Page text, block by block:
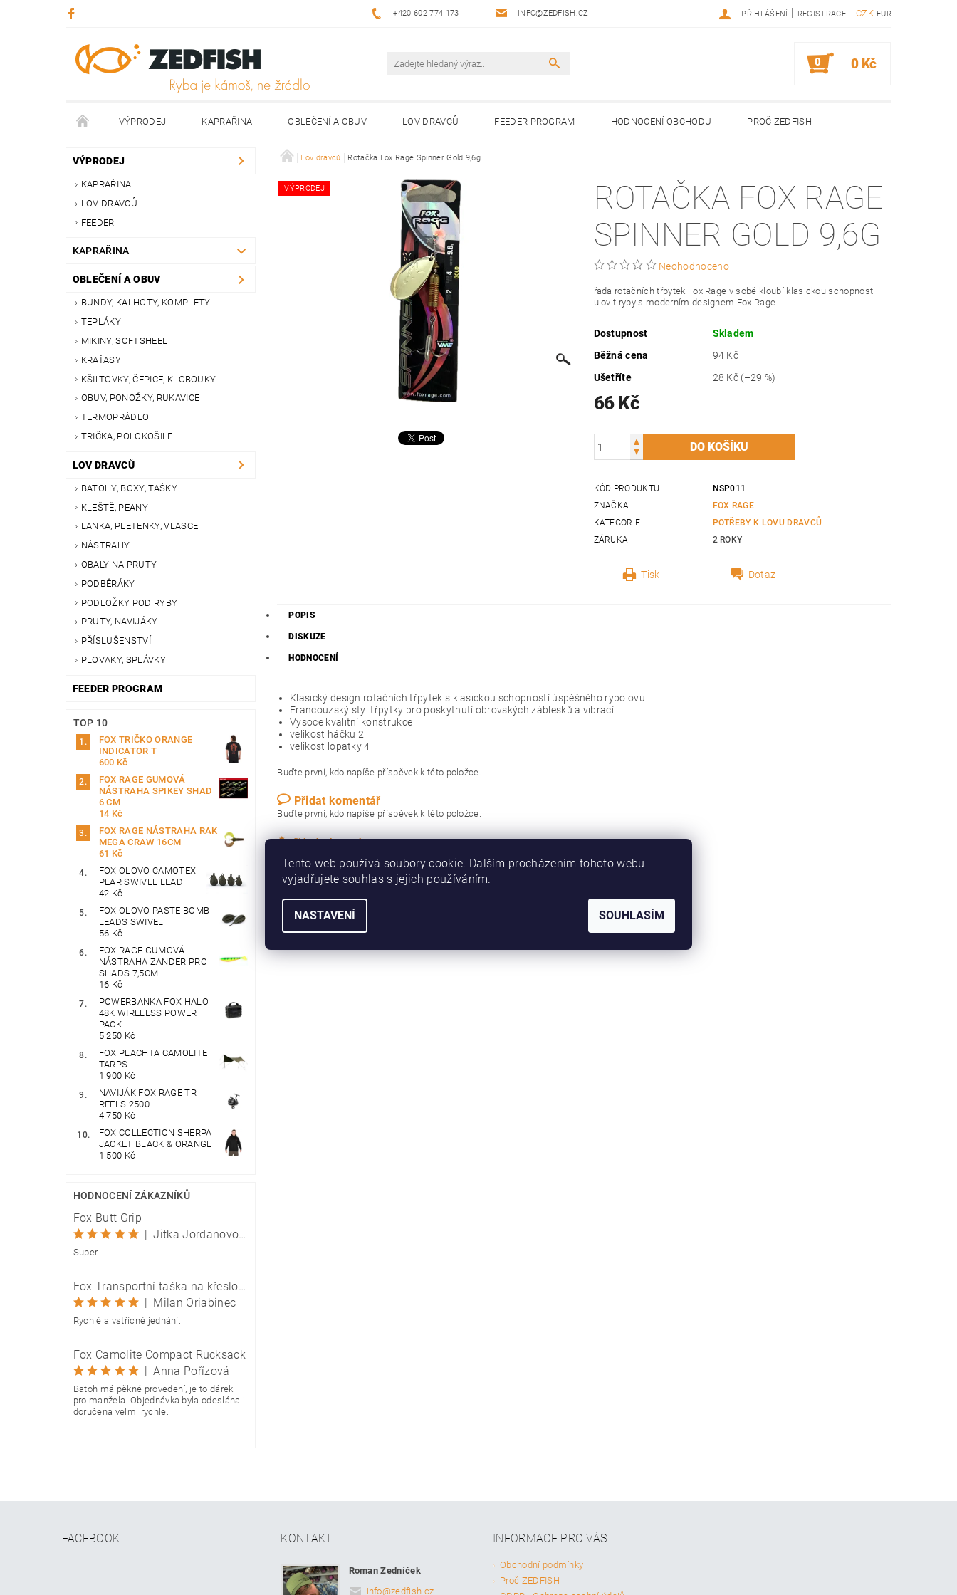
+420 602 774 173 INFO@ZEDFISH.CZ CZK EUR
PŘIHLÁŠENÍ | REGISTRACE
0 0 Kč
VÝPRODEJ KAPRAŘINA OBLEČENÍ A OBUV LOV DRAVCŮ FEEDER PROGRAM HODNOCENÍ OBCHODU PROČ ZEDFISH
KONTAKTY
VÝPRODEJ
KAPRAŘINA
LOV DRAVCŮ
FEEDER
KAPRAŘINA
OBLEČENÍ A OBUV
BUNDY, KALHOTY, KOMPLETY
TEPLÁKY
MIKINY, SOFTSHEEL
KRAŤASY
KŠILTOVKY, ČEPICE, KLOBOUKY
OBUV, PONOŽKY, RUKAVICE
TERMOPRÁDLO
TRIČKA, POLOKOŠILE
LOV DRAVCŮ
BATOHY, BOXY, TAŠKY
KLEŠTĚ, PEANY
LANKA, PLETENKY, VLASCE
NÁSTRAHY
OBALY NA PRUTY
PODBĚRÁKY
PODLOŽKY POD RYBY
PRUTY, NAVIJÁKY
PŘÍSLUŠENSTVÍ
PLOVAKY, SPLÁVKY
FEEDER PROGRAM
TOP 10
FOX TRIČKO ORANGE
INDICATOR T
600 Kč
FOX RAGE GUMOVÁ
NÁSTRAHA SPIKEY SHAD
6 CM
14 Kč
FOX RAGE NÁSTRAHA RAK
MEGA CRAW 16CM
61 Kč
FOX OLOVO CAMOTEX
PEAR SWIVEL LEAD
42 Kč
FOX OLOVO PASTE BOMB
LEADS SWIVEL
56 Kč
FOX RAGE GUMOVÁ
NÁSTRAHA ZANDER PRO
SHADS 7,5CM
16 Kč
POWERBANKA FOX HALO
48K WIRELESS POWER
PACK
5 250 Kč
FOX PLACHTA CAMOLITE
TARPS
1 900 Kč
NAVIJÁK FOX RAGE TR
REELS 2500
4 750 Kč
FOX COLLECTION SHERPA
JACKET BLACK & ORANGE
1 500 Kč
HODNOCENÍ ZÁKAZNÍKŮ
Fox Butt Grip
|
Jitka Jordanovová
Super
Fox Transportní taška na křeslo Camolite Chair Bag
| Milan Oriabinec
Rychlé a vstřícné jednání.
Fox Camolite Compact Rucksack
| Anna Pořízová
Batoh má pěkné provedení, je to dárek
pro manžela. Objednávka byla odeslána i
doručena velmi rychle.
Lov dravců Rotačka Fox Rage Spinner Gold 9,6g
VÝPRODEJ
ROTAČKA FOX RAGE
SPINNER GOLD 9,6G
Neohodnoceno
řada rotačních třpytek Fox Rage v sobě kloubí klasickou schopnost
ulovit ryby s moderním designem Fox Rage.
Dostupnost
Skladem
Běžná cena
94 Kč
Ušetříte
28 Kč (–29 %)
66 Kč
KÓD PRODUKTU
NSP011
ZNAČKA
FOX RAGE
KATEGORIE
POTŘEBY K LOVU DRAVCŮ
ZÁRUKA
2 ROKY
Tisk Dotaz
POPIS
DISKUZE
HODNOCENÍ
Klasický design rotačních třpytek s klasickou schopností úspěšného rybolovu
Francouzský styl třpytky pro poskytnutí obrovských záblesků a vibrací
Vysoce kvalitní konstrukce
velikost háčku 2
velikost lopatky 4
Buďte první, kdo napíše příspěvek k této položce.
Přidat komentář
Buďte první, kdo napíše příspěvek k této položce.
Přidat hodnocení
FACEBOOK KONTAKT
Roman Zedníček
info@zedfish.cz
INFORMACE PRO VÁS
Obchodní podmínky
Proč ZEDFISH
Tento web používá soubory cookie. Dalším procházením tohoto webu
vyjadřujete souhlas s jejich používáním.
NASTAVENÍ SOUHLASÍM